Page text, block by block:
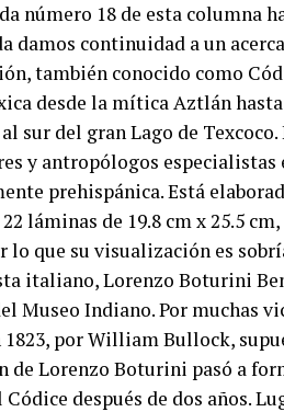
número 18 de esta columna
damos continuidad a un
también conocido como
desde la mítica Aztlán
sur del gran Lago de
y antropólogos especialistas
prehispánica. Está
22 láminas de 19.8 cm x 25.5
lo que su visualización es
italiano, Lorenzo Boturini
Museo Indiano. Por muchas
por William Bullock,
de Lorenzo Boturini pasó a
después de dos años.